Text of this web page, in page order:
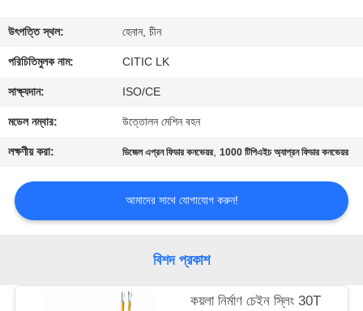
মান
নিয়ন্ত্রণ
যোগাযোগ
খবর
উৎপত্তি স্থল: হেনান, চীন
পরিচিতিমুলক নাম: CITIC LK
সাক্ষ্যদান: ISO/CE
মডেল নম্বার: উত্তোলন মেশিন বহন
লক্ষণীয় করা: ডিজেল এপ্রন ফিডার কনভেয়র,1000 টিপিএইচ অ্যাপ্রন ফিডার কনভেয়র
আমাদের সাথে যোগাযোগ করুন!
বিশদ প্রকাশ
কয়লা নির্মাণ চেইন স্লিং 30T